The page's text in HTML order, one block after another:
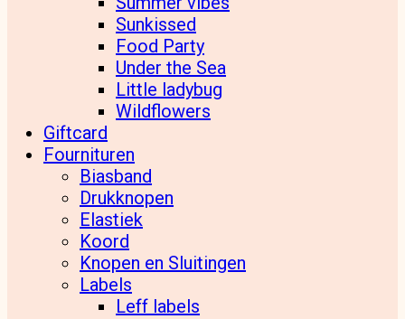
Sunkissed
Food Party
Under the Sea
Little ladybug
Wildflowers
Giftcard
Fournituren
Biasband
Drukknopen
Elastiek
Koord
Knopen en Sluitingen
Labels
Leff labels